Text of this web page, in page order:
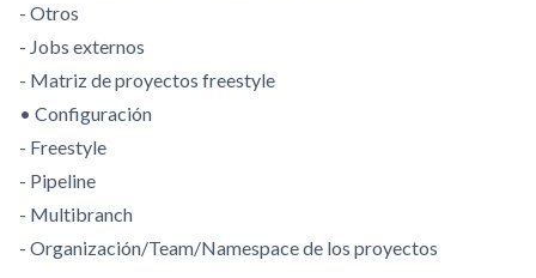
- Otros
- Jobs externos
- Matriz de proyectos freestyle
• Configuración
- Freestyle
- Pipeline
- Multibranch
- Organización/Team/Namespace de los proyectos